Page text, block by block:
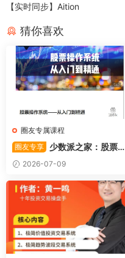
【实时同步】Aition
猜你喜欢
圈友专属课程
圈友专享
少数派之家：股票操
作系统—从入门到精通
2026-07-09